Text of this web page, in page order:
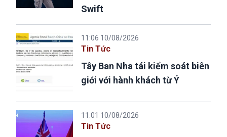
Swift
11:06 10/08/2026
Tin Tức
Tây Ban Nha tái kiểm soát biên
giới với hành khách từ Ý
11:01 10/08/2026
Tin Tức